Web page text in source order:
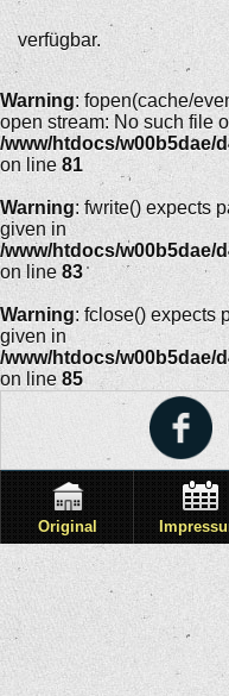
verfügbar.
Warning: fopen(cache/
open stream: No such file
/www/htdocs/w00b5dae/
on line81
Warning: fwrite() expects
given in
/www/htdocs/w00b5dae/
on line 83
Warning: fclose() expects
given in
/www/htdocs/w00b5dae/
on line 85
Original